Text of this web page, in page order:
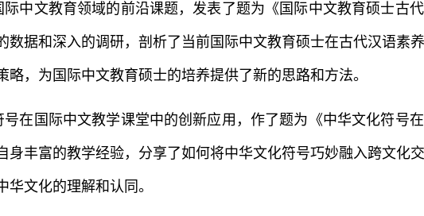
中文教育领域的前沿课题，发表了题为《国际中文教育硕士古
数据和深入的调研，剖析了当前国际中文教育硕士在古代汉语素
，为国际中文教育硕士的培养提供了新的思路和方法。
在国际中文教学课堂中的创新应用，作了题为《中华文化符号
身丰富的教学经验，分享了如何将中华文化符号巧妙融入跨文化
文化的理解和认同。